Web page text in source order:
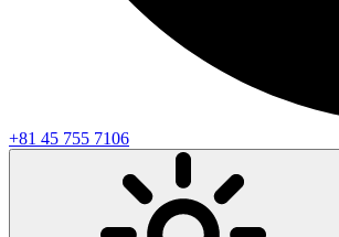
+81 45 755 7106